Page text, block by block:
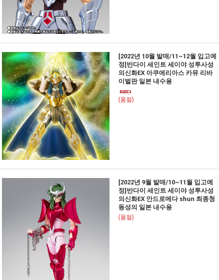
[2022년 10월 발매/11~12월 입고예
정]반다이 세인트 세이야 성투사성
의신화EX 아쿠에리아스 카뮤 리바
이벌판 일본 내수용
(품절)
[2022년 9월 발매/10~11월 입고예
정]반다이 세인트 세이야 성투사성
의신화EX 안드로메다 shun 최종청
동성의 일본 내수용
(품절)